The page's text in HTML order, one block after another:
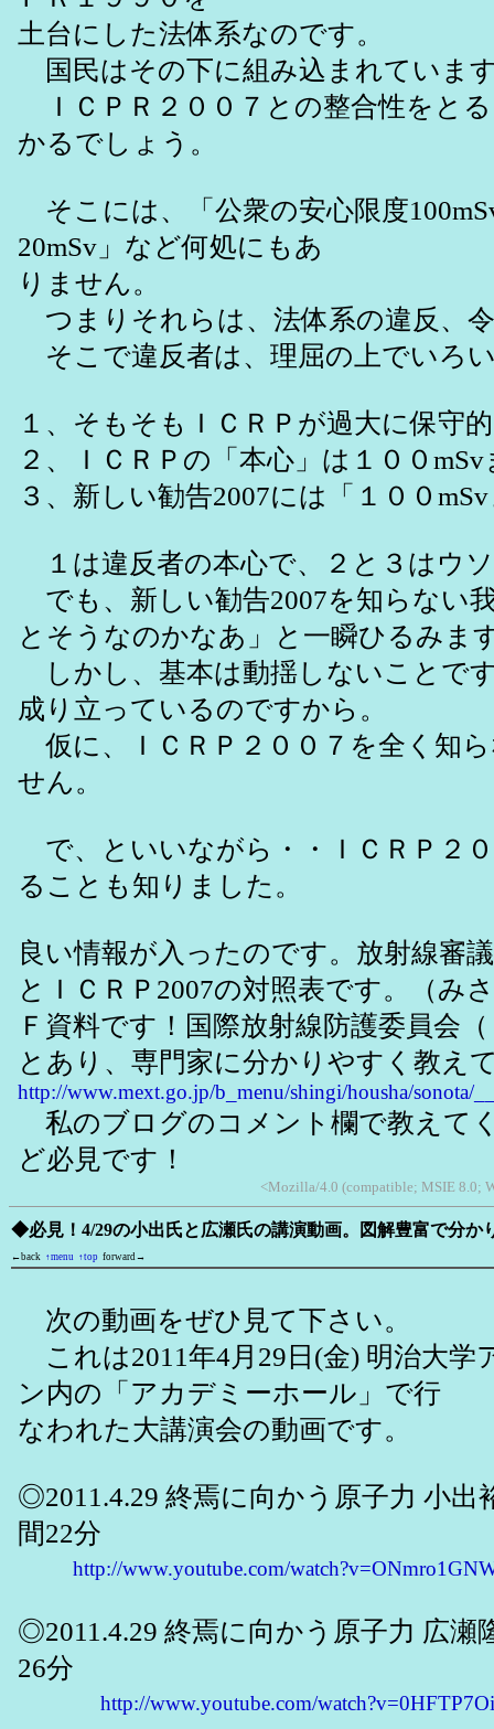
土台にした法体系なのです。
国民はその下に組み込まれていま
ＩＣＰＲ２００７との整合性をと
かるでしょう。
そこには、「公衆の安心限度
20mSv」など何処にもあ
りません。
つまりそれらは、法体系の違反、
そこで違反者は、理屈の上でいろ
１、そもそもＩＣＲＰが過大に保守
２、ＩＣＲＰの「本心」は１００
３、新しい勧告2007には「１００
１は違反者の本心で、２と３はウ
でも、新しい勧告2007を知らない
とそうなのかなあ」と一瞬ひるみま
しかし、基本は動揺しないことで
成り立っているのですから。
仮に、ＩＣＲＰ２００７を全く知
せん。
で、といいながら・・ＩＣＲＰ２
ることも知りました。
良い情報が入ったのです。放射線審
とＩＣＲＰ2007の対照表です。（み
Ｆ資料です！国際放射線防護委員会
とあり、専門家に分かりやすく教え
http://www.mext.go.jp/b_menu/shingi/housha/sonota/
私のブログのコメント欄で教えて
ど必見です！
<Mozilla/4.0 (compatible; MSIE 8.0;
◆必見！4/29の小出氏と広瀬氏の講演動画。図解豊富で分か
←back ↑menu ↑top forward→
次の動画をぜひ見て下さい。
これは2011年4月29日(金) 明治大学
ン内の「アカデミーホール」で行
なわれた大講演会の動画です。
◎2011.4.29 終焉に向かう原子力 小
間22分
http://www.youtube.com/
◎2011.4.29 終焉に向かう原子力 広
26分
http://www.youtube.com/